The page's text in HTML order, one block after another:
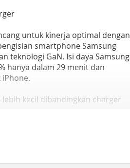
untuk kinerja optimal dengan
smartphone Samsung
teknologi GaN. Isi daya Samsung
hanya dalam 29 menit dan
lebih kecil dibandingkan charger
Nikmati kenyamanan
untuk berbagai perangkat,
hingga produk Apple.